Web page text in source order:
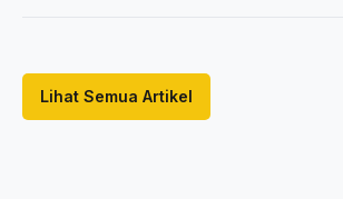
Lihat Semua Artikel